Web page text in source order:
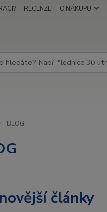
RECENZE O NÁKUPU
BLOG
články